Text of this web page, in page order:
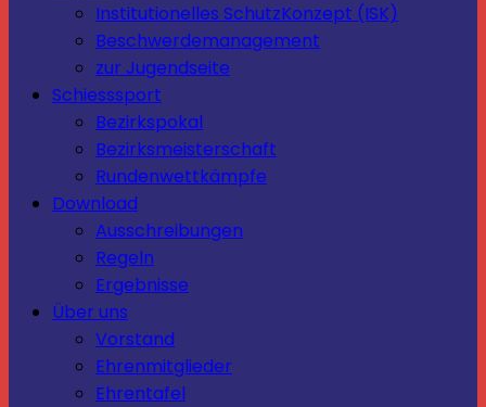
Institutionelles SchutzKonzept (ISK)
Beschwerdemanagement
zur Jugendseite
Schiesssport
Bezirkspokal
Bezirksmeisterschaft
Rundenwettkämpfe
Download
Ausschreibungen
Regeln
Ergebnisse
Über uns
Vorstand
Ehrenmitglieder
Ehrentafel